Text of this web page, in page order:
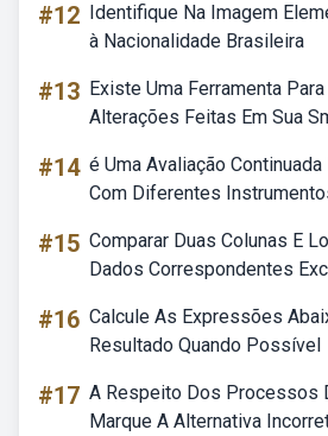
#12 Identifique Na Imagem
à Nacionalidade Brasileira
#13 Existe Uma Ferramenta
Alterações Feitas Em Sua
#14 é Uma Avaliação
Com Diferentes
#15 Comparar Duas Colunas E
Dados Correspondentes
#16 Calcule As Expressões
Resultado Quando Possível
#17 A Respeito Dos Processos
Marque A Alternativa